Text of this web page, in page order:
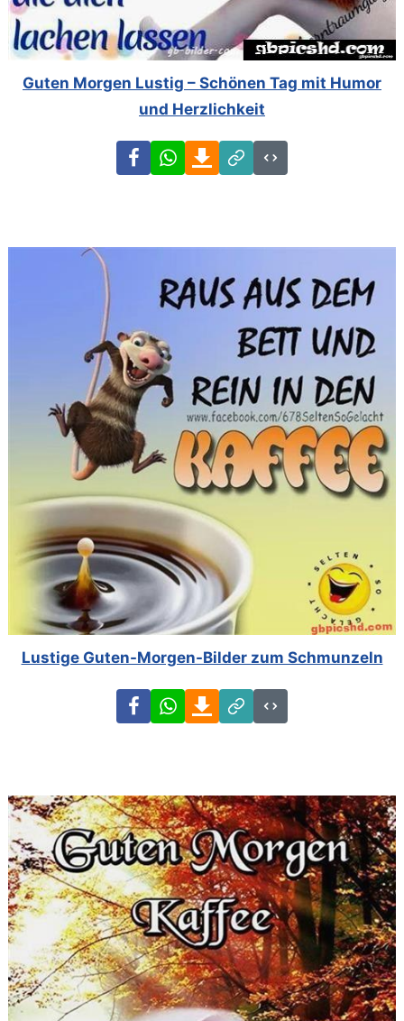
Guten Morgen Lustig – Schönen Tag mit Humor
und Herzlichkeit
FacebookWhatsAppDownload
Link
Code
Lustige Guten-Morgen-Bilder zum Schmunzeln
FacebookWhatsAppDownload
Link
Code